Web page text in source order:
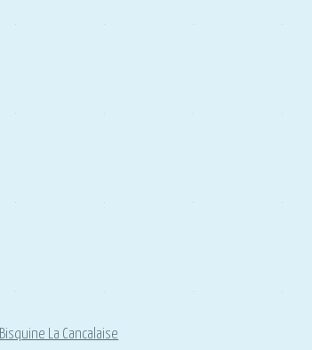
Bisquine La Cancalaise